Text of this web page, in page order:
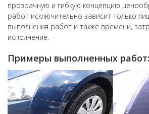
прозрачную и гибкую концепцию
работ исключительно зависит только
выполнения работ и также времени,
исполнение.
Примеры выполненных работ: